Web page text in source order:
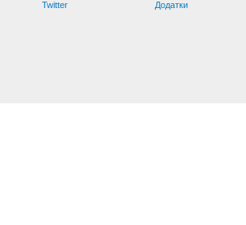
Twitter
Додатки